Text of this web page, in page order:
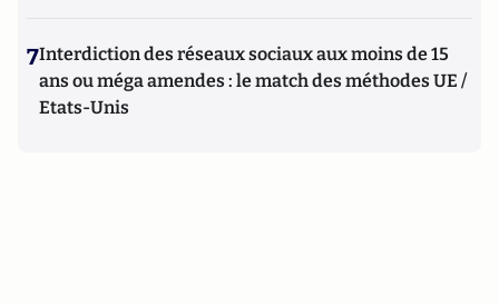
7Interdiction des réseaux sociaux aux moins de 15
ans ou méga amendes : le match des méthodes UE /
Etats-Unis